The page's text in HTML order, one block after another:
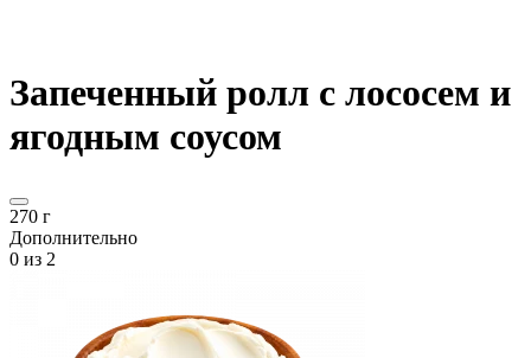
Запеченный ролл с лососем и
ягодным соусом
270 г
Дополнительно
0 из 2